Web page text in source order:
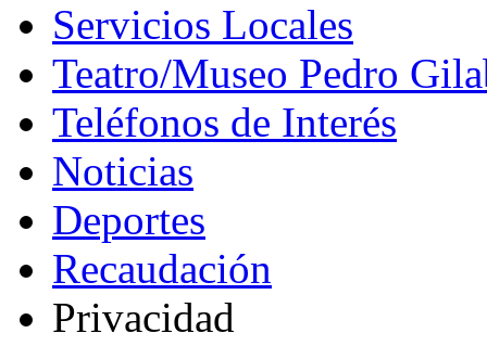
Servicios Locales
Teatro/Museo Pedro
Teléfonos de Interés
Noticias
Deportes
Recaudación
Privacidad